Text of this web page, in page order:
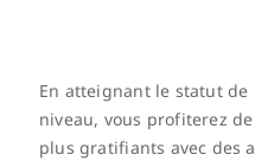
En atteignant le statut de
niveau, vous profiterez de
plus gratifiants avec des